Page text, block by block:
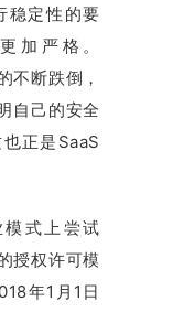
稳定性的要
加严格。
不断跌倒，
自己的安全
正是SaaS
式上尝试
授权许可模
年1月1日